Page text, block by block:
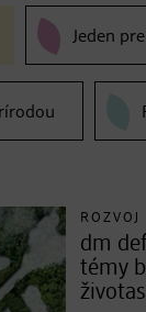
Jeden
dm
témy